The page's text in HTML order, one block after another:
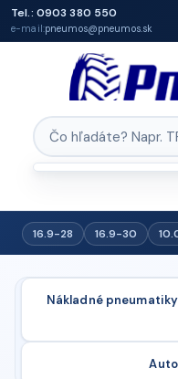
Tel.: 0903 380 550
e-mail:pneumos@pneumos.sk
16.9-28 16.9-30
Nákladné pneumatiky